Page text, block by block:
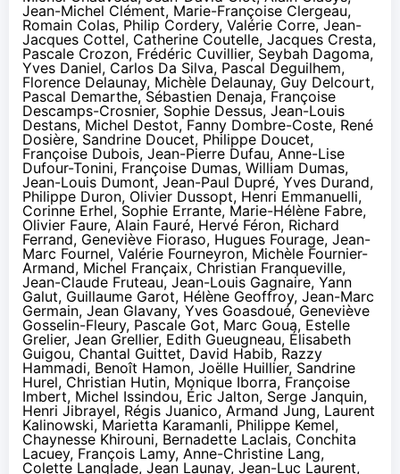
Jean-Michel Clément, Marie-Françoise Clergeau,
Romain Colas, Philip Cordery, Valérie Corre, Jean-
Jacques Cottel, Catherine Coutelle, Jacques Cresta,
Pascale Crozon, Frédéric Cuvillier, Seybah Dagoma,
Yves Daniel, Carlos Da Silva, Pascal Deguilhem,
Florence Delaunay, Michèle Delaunay, Guy Delcourt,
Pascal Demarthe, Sébastien Denaja, Françoise
Descamps-Crosnier, Sophie Dessus, Jean-Louis
Destans, Michel Destot, Fanny Dombre-Coste, René
Dosière, Sandrine Doucet, Philippe Doucet,
Françoise Dubois, Jean-Pierre Dufau, Anne-Lise
Dufour-Tonini, Françoise Dumas, William Dumas,
Jean-Louis Dumont, Jean-Paul Dupré, Yves Durand,
Philippe Duron, Olivier Dussopt, Henri Emmanuelli,
Corinne Erhel, Sophie Errante, Marie-Hélène Fabre,
Olivier Faure, Alain Fauré, Hervé Féron, Richard
Ferrand, Geneviève Fioraso, Hugues Fourage, Jean-
Marc Fournel, Valérie Fourneyron, Michèle Fournier-
Armand, Michel Françaix, Christian Franqueville,
Jean-Claude Fruteau, Jean-Louis Gagnaire, Yann
Galut, Guillaume Garot, Hélène Geoffroy, Jean-Marc
Germain, Jean Glavany, Yves Goasdoué, Geneviève
Gosselin-Fleury, Pascale Got, Marc Goua, Estelle
Grelier, Jean Grellier, Edith Gueugneau, Élisabeth
Guigou, Chantal Guittet, David Habib, Razzy
Hammadi, Benoît Hamon, Joëlle Huillier, Sandrine
Hurel, Christian Hutin, Monique Iborra, Françoise
Imbert, Michel Issindou, Éric Jalton, Serge Janquin,
Henri Jibrayel, Régis Juanico, Armand Jung, Laurent
Kalinowski, Marietta Karamanli, Philippe Kemel,
Chaynesse Khirouni, Bernadette Laclais, Conchita
Lacuey, François Lamy, Anne-Christine Lang,
Colette Langlade, Jean Launay, Jean-Luc Laurent,